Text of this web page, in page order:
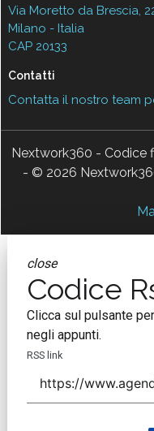
Via Moretto da Brescia,
Milano - Italia
CAP 20133
Contatti
Contatta il nostro team
Nextwork360 - Codice
- © 2026
close
Codice
Clicca sul pulsante
negli appunti.
RSS link